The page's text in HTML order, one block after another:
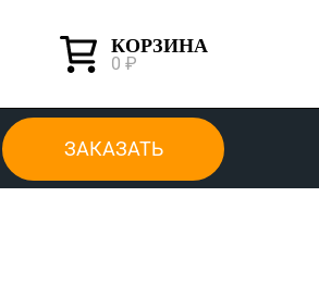
КОРЗИНА
0 ₽
ЗАКАЗАТЬ